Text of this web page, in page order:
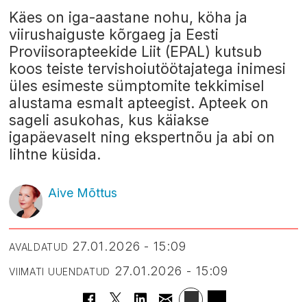
Käes on iga-aastane nohu, köha ja
viirushaiguste kõrgaeg ja Eesti
Proviisorapteekide Liit (EPAL) kutsub
koos teiste tervishoiutöötajatega inimesi
üles esimeste sümptomite tekkimisel
alustama esmalt apteegist. Apteek on
sageli asukohas, kus käiakse
igapäevaselt ning ekspertnõu ja abi on
lihtne küsida.
Aive Mõttus
AVALDATUD 27.01.2026 - 15:09
VIIMATI UUENDATUD 27.01.2026 - 15:09